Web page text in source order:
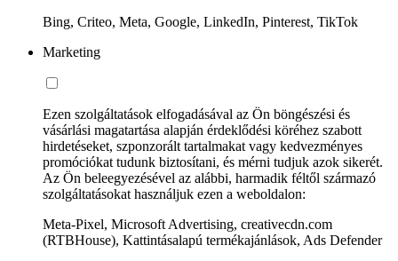
Bing, Criteo, Meta, Google, LinkedIn, Pinterest, TikTok
Marketing
Ezen szolgáltatások elfogadásával az Ön böngészési és
vásárlási magatartása alapján érdeklődési köréhez szabott
hirdetéseket, szponzorált tartalmakat vagy kedvezményes
promóciókat tudunk biztosítani, és mérni tudjuk azok sikerét.
Az Ön beleegyezésével az alábbi, harmadik féltől származó
szolgáltatásokat használjuk ezen a weboldalon:
Meta-Pixel, Microsoft Advertising, creativecdn.com
(RTBHouse), Kattintásalapú termékajánlások, Ads Defender